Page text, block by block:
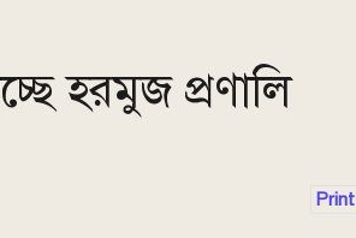
হরমুজ প্রণালি
Print